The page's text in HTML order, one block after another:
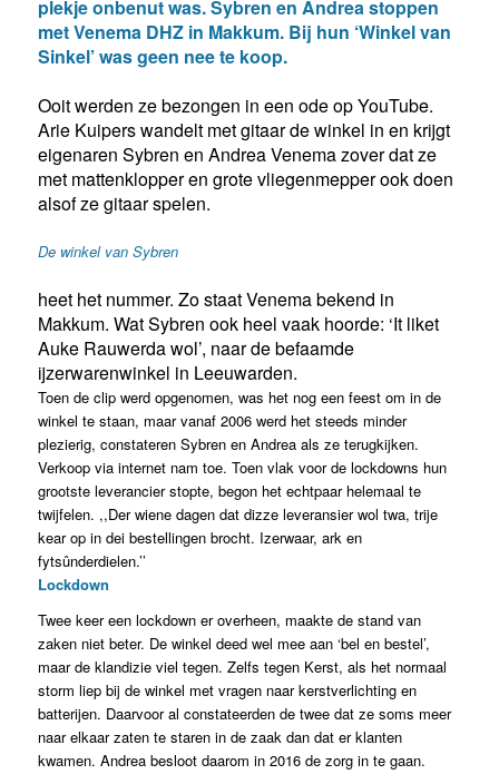
plekje onbenut was. Sybren en Andrea stoppen
met Venema DHZ in Makkum. Bij hun ‘Winkel van
Sinkel’ was geen nee te koop.
Ooit werden ze bezongen in een ode op YouTube.
Arie Kuipers wandelt met gitaar de winkel in en krijgt
eigenaren Sybren en Andrea Venema zover dat ze
met mattenklopper en grote vliegenmepper ook doen
alsof ze gitaar spelen.
De winkel van Sybren
heet het nummer. Zo staat Venema bekend in
Makkum. Wat Sybren ook heel vaak hoorde: ‘It liket
Auke Rauwerda wol’, naar de befaamde
ijzerwarenwinkel in Leeuwarden.
Toen de clip werd opgenomen, was het nog een feest om in de
winkel te staan, maar vanaf 2006 werd het steeds minder
plezierig, constateren Sybren en Andrea als ze terugkijken.
Verkoop via internet nam toe. Toen vlak voor de lockdowns hun
grootste leverancier stopte, begon het echtpaar helemaal te
twijfelen. ,,Der wiene dagen dat dizze leveransier wol twa, trije
kear op in dei bestellingen brocht. Izerwaar, ark en
fytsûnderdielen.’’
Lockdown
Twee keer een lockdown er overheen, maakte de stand van
zaken niet beter. De winkel deed wel mee aan ‘bel en bestel’,
maar de klandizie viel tegen. Zelfs tegen Kerst, als het normaal
storm liep bij de winkel met vragen naar kerstverlichting en
batterijen. Daarvoor al constateerden de twee dat ze soms meer
naar elkaar zaten te staren in de zaak dan dat er klanten
kwamen. Andrea besloot daarom in 2016 de zorg in te gaan.